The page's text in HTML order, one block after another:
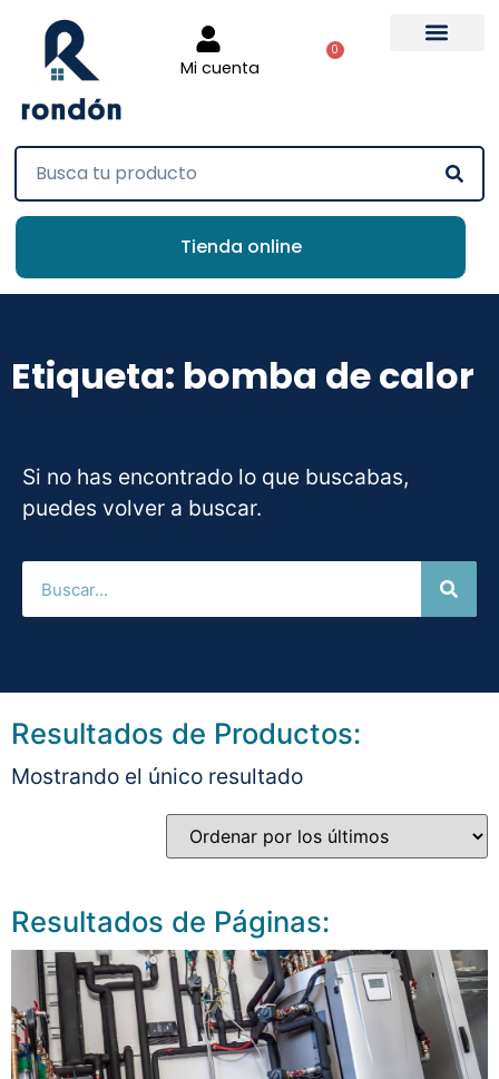
Mi cuenta
0
Tienda online
Etiqueta: bomba de calor
Si no has encontrado lo que buscabas,
puedes volver a buscar.
Resultados de Productos:
Mostrando el único resultado
Resultados de Páginas: